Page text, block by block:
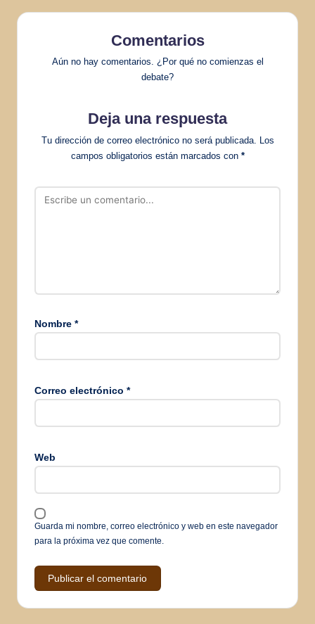
Comentarios
Aún no hay comentarios. ¿Por qué no comienzas el
debate?
Deja una respuesta
Tu dirección de correo electrónico no será publicada. Los
campos obligatorios están marcados con *
Nombre *
Correo electrónico *
Web
Guarda mi nombre, correo electrónico y web en este navegador
para la próxima vez que comente.